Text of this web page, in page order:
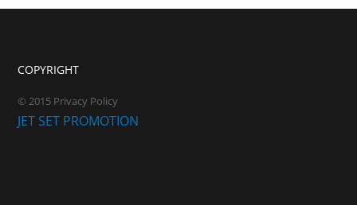
COPYRIGHT
© 2015 Privacy Policy
JET SET PROMOTION